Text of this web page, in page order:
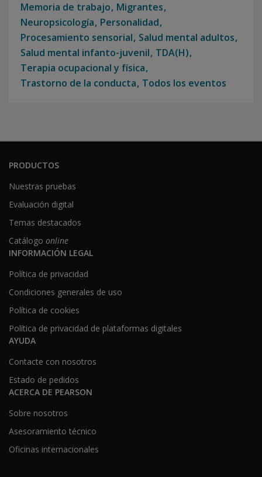
Memoria de trabajo Migrantes
Neuropsicología Personalidad
Procesamiento sensorial Salud mental adultos
Salud mental infanto-juvenil TDA(H)
Terapia ocupacional y física
Trastorno de la conducta Todos los eventos
PRODUCTOS
Nuestras pruebas
Evaluación digital
Temas destacados
Catálogo online
INFORMACIÓN LEGAL
Política de privacidad
Condiciones generales de uso
Política de cookies
Política de privacidad de plataformas digitales
AYUDA
Contacte con nosotros
Estado de pedidos
ACERCA DE PEARSON
Sobre nosotros
Asesoramiento técnico
Oficinas internacionales